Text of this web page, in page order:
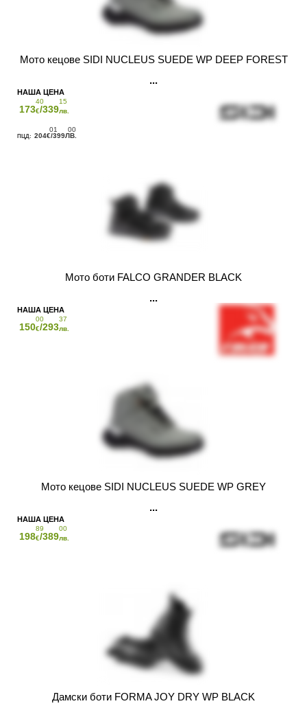
Мото кецове SIDI NUCLEUS SUEDE WP DEEP FOREST
173
40
€/339
15
лв.
204
01
€/399
00
ЛВ.
Мото боти FALCO GRANDER BLACK
150
00
€/293
37
лв.
Мото кецове SIDI NUCLEUS SUEDE WP GREY
198
89
€/389
00
лв.
Дамски боти FORMA JOY DRY WP BLACK